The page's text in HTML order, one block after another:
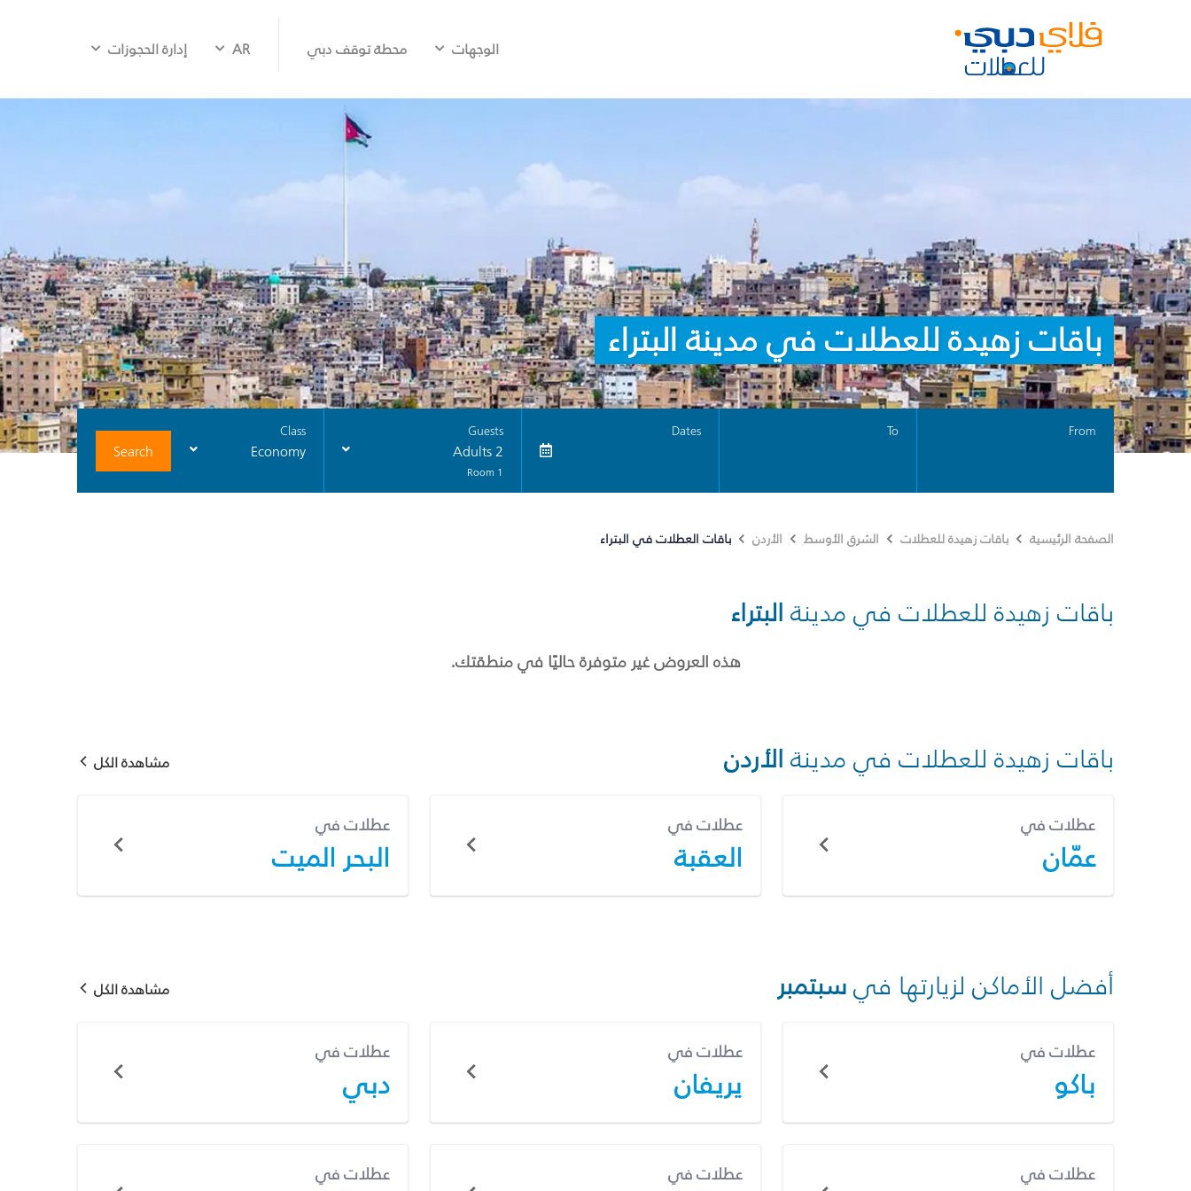
الوجهات محطة توقف دبي AR إدارة الحجوزات
باقات زهيدة للعطلات في مدينة البتراء
From
To
Dates
Guests
2 Adults
1 Room
Class
Economy
Search
الصفحة الرئيسية باقات زهيدة للعطلات الشرق الأوسط الأردن باقات العطلات في البتراء
باقات زهيدة للعطلات في مدينة البتراء
هذه العروض غير متوفرة حاليًا في منطقتك.
باقات زهيدة للعطلات في مدينة الأردن مشاهدة الكل
عطلات في
عمّان
عطلات في
العقبة
عطلات في
البحر الميت
أفضل الأماكن لزيارتها فيسبتمبر مشاهدة الكل
عطلات في
باكو
عطلات في
يريفان
عطلات في
دبي
عطلات في عطلات في عطلات في